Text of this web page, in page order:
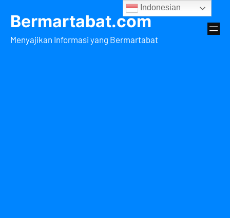
Bermartabat.com
Menyajikan Informasi yang Bermartabat
Indonesian